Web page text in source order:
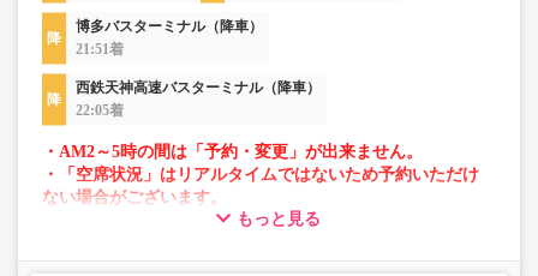
博多バスターミナル（降車）
21:51着
西鉄天神高速バスターミナル（降車）
22:05着
・AM2～5時の間は「予約・変更」が出来ません。
・「空席状況」はリアルタイムではないため予約いただけ
ない場合がございます。
・車両は予告なく変更となる場合がございます。これに伴
で、あらかじめご了承ください。
もっと見る